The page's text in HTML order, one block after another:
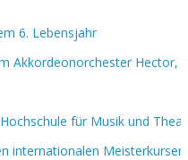
6. Lebensjahr
Akkordeonorchester Hector,
für Musik und
internationalen